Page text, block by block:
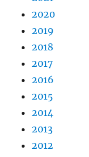
2020
2019
2018
2017
2016
2015
2014
2013
2012